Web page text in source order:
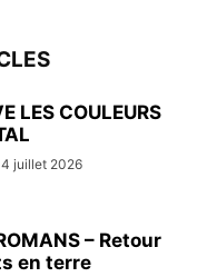
LES COULEURS
4 juillet 2026
– Retour
en terre